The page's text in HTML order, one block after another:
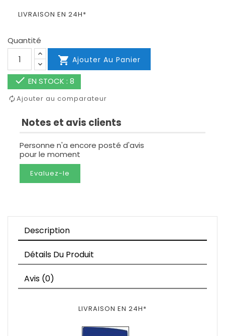
LIVRAISON EN 24H*
Quantité
 Ajouter Au Panier
 EN STOCK : 8
Ajouter au comparateur
Notes et avis clients
Personne n'a encore posté d'avis
pour le moment
Evaluez-le
Description
Détails Du Produit
Avis (0)
LIVRAISON EN 24H*